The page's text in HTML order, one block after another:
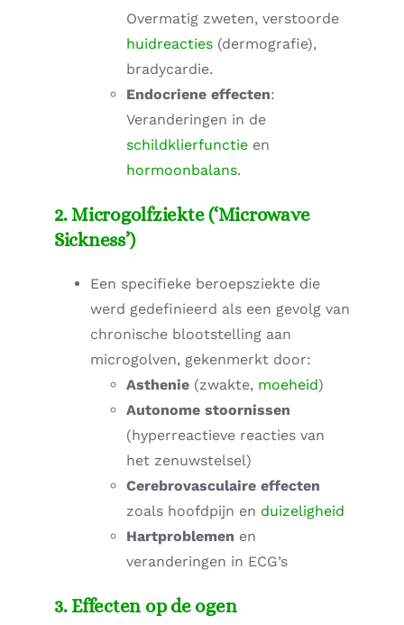
Overmatig zweten, verstoorde
huidreacties (dermografie),
bradycardie.
Endocriene effecten:
Veranderingen in de
schildklierfunctie en
hormoonbalans.
2. Microgolfziekte (‘Microwave
Sickness’)
Een specifieke beroepsziekte die
werd gedefinieerd als een gevolg van
chronische blootstelling aan
microgolven, gekenmerkt door:
Asthenie (zwakte, moeheid)
Autonome stoornissen
(hyperreactieve reacties van
het zenuwstelsel)
Cerebrovasculaire effecten
zoals hoofdpijn en duizeligheid
Hartproblemen en
veranderingen in ECG’s
3. Effecten op de ogen